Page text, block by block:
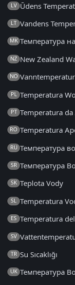
LV Ūdens
LT Vandens
MK Температура
NZ New Zealand
NO Vanntemperatur
PL Temperatura
PT Temperatura da
RO Temperatura
RU Температура
SR Температура
SK Teplota Vody
SL Temperatura
ES Temperatura
SV
TR Su Sıcaklığı
UK Температура